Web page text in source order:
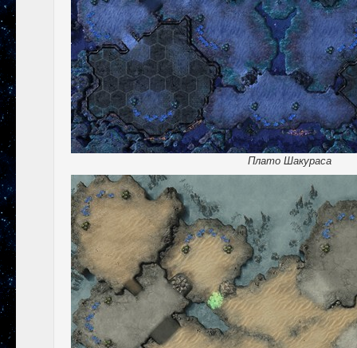
Плато Шакураса